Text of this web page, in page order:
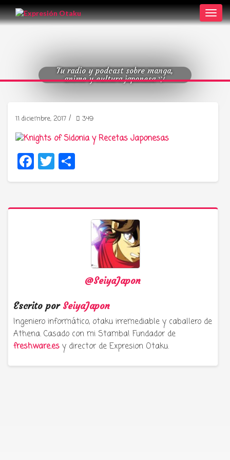
Tu radio y podcast sobre manga,
anime y cultura japonesa ツ
11 diciembre, 2017 / 349
Facebook
Twitter
@SeiyaJapon
Escrito por SeiyaJapon
Ingeniero informático, otaku irremediable y caballero de
Athena. Casado con mi Stamba! Fundador de
freshware.es y director de Expresion Otaku.